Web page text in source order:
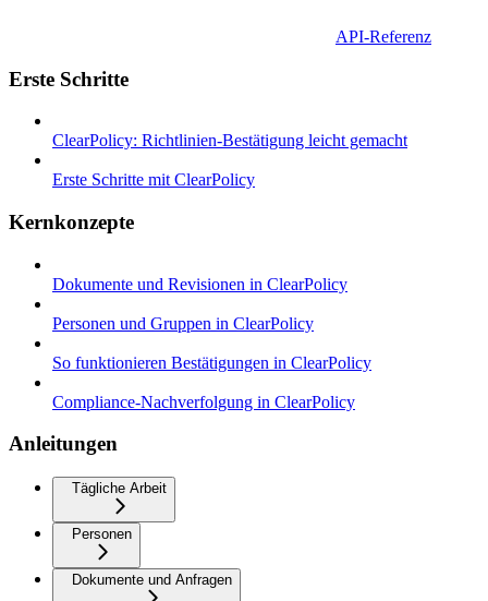
API-Referenz
Erste Schritte
ClearPolicy: Richtlinien-Bestätigung leicht gemacht
Erste Schritte mit ClearPolicy
Kernkonzepte
Dokumente und Revisionen in ClearPolicy
Personen und Gruppen in ClearPolicy
So funktionieren Bestätigungen in ClearPolicy
Compliance-Nachverfolgung in ClearPolicy
Anleitungen
Tägliche Arbeit
Personen
Dokumente und Anfragen